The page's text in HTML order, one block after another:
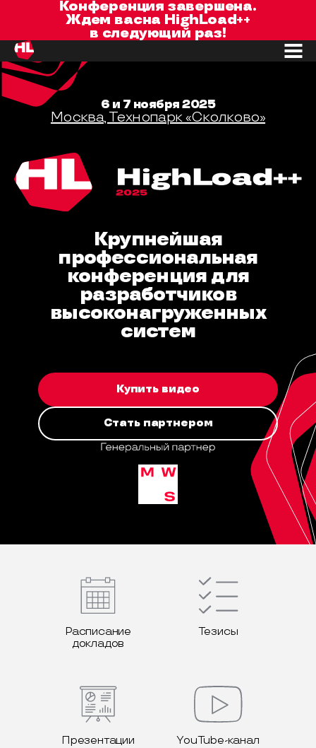
Конференция завершена.
Ждем васна HighLoad++
в следующий раз!
Крупнейшая
профессиональная
конференция для
разработчиков
высоконагруженных
систем
6 и 7 ноября 2025
Москва, Технопарк «Сколково»
Купить видео
Стать партнером
Расписание
докладов
Тезисы
Презентации YouTube-канал